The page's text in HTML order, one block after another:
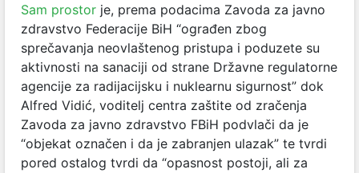
Sam prostor je, prema podacima Zavoda za javno
zdravstvo Federacije BiH “ograđen zbog
sprečavanja neovlaštenog pristupa i poduzete su
aktivnosti na sanaciji od strane Državne regulatorne
agencije za radijacijsku i nuklearnu sigurnost” dok
Alfred Vidić, voditelj centra zaštite od zračenja
Zavoda za javno zdravstvo FBiH podvlači da je
“objekat označen i da je zabranjen ulazak” te tvrdi
pored ostalog tvrdi da “opasnost postoji, ali za